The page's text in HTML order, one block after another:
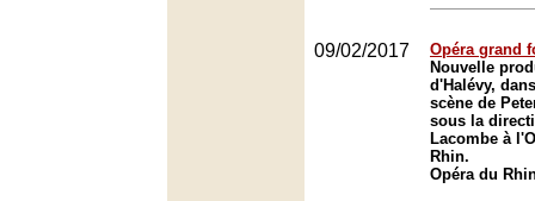
09/02/2017
Opéra grand
Nouvelle
d'Halévy,
scène de
sous la
Lacombe à
Rhin.
Opéra du